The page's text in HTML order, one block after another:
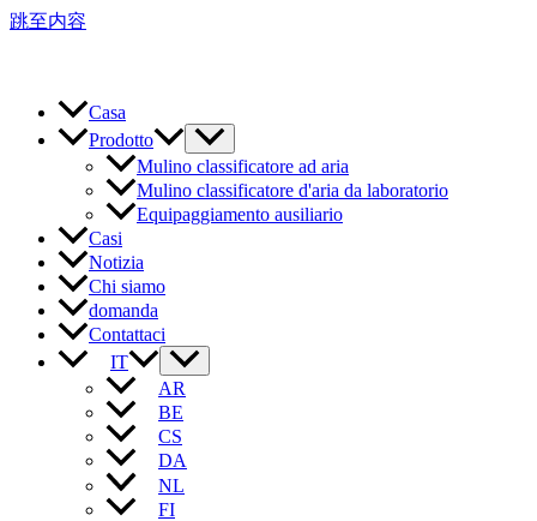
跳至内容
Casa
Prodotto
Mulino classificatore ad aria
Mulino classificatore d'aria da laboratorio
Equipaggiamento ausiliario
Casi
Notizia
Chi siamo
domanda
Contattaci
IT
AR
BE
CS
DA
NL
FI